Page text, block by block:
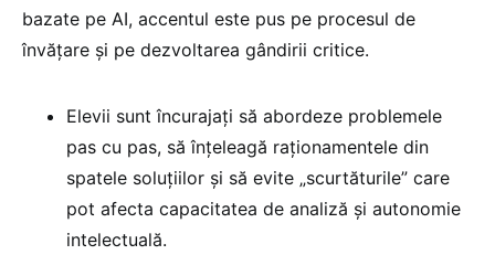
bazate pe AI, accentul este pus pe procesul de
învățare și pe dezvoltarea gândirii critice.
Elevii sunt încurajați să abordeze problemele
pas cu pas, să înțeleagă raționamentele din
spatele soluțiilor și să evite „scurtăturile” care
pot afecta capacitatea de analiză și autonomie
intelectuală.